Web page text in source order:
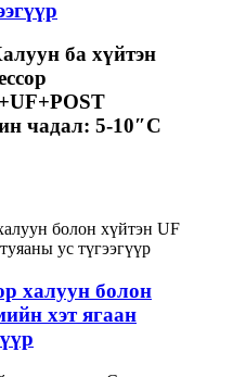
ба хүйтэн
чадал: 5-10″C
халуун болон
хэт ягаан